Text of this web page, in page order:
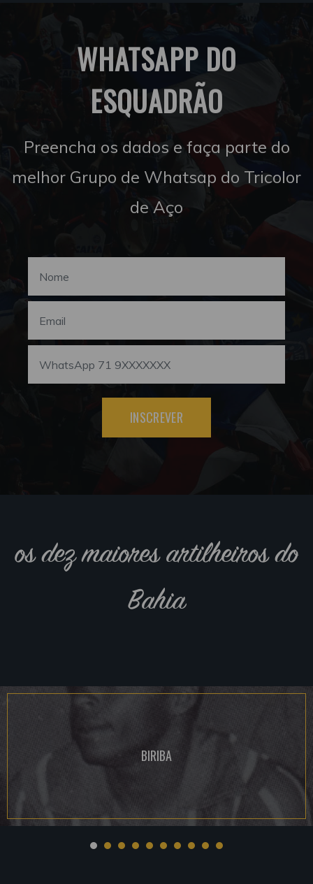
WHATSAPP DO
ESQUADRÃO
Preencha os dados e faça parte do
melhor Grupo de Whatsap do Tricolor
de Aço
INSCREVER
os dez maiores artilheiros do
Bahia
BIRIBA